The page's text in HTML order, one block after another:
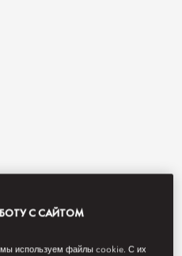
С САЙТОМ
мы используем файлы cookie. С их